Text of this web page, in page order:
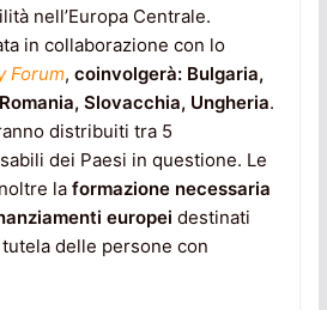
nell’Europa Centrale.
in collaborazione con lo
Forum, coinvolgerà: Bulgaria,
Slovacchia, Ungheria.
distribuiti tra 5
dei Paesi in questione. Le
laformazione necessaria
europei destinati
delle persone con